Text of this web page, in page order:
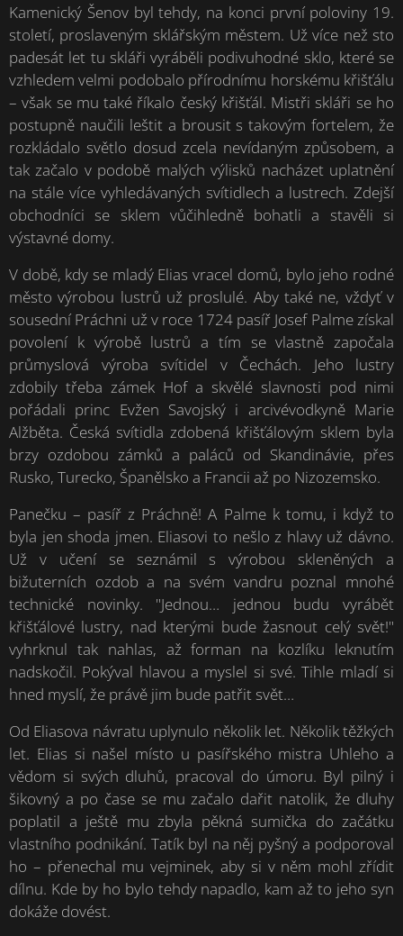
Kamenický Šenov byl tehdy, na konci první poloviny 19.
století, proslaveným sklářským městem. Už více než sto
padesát let tu skláři vyráběli podivuhodné sklo, které se
vzhledem velmi podobalo přírodnímu horskému křišťálu
– však se mu také říkalo český křišťál. Mistři skláři se ho
postupně naučili leštit a brousit s takovým fortelem, že
rozkládalo světlo dosud zcela nevídaným způsobem, a
tak začalo v podobě malých výlisků nacházet uplatnění
na stále více vyhledávaných svítidlech a lustrech. Zdejší
obchodníci se sklem vůčihledně bohatli a stavěli si
výstavné domy.
V době, kdy se mladý Elias vracel domů, bylo jeho rodné
město výrobou lustrů už proslulé. Aby také ne, vždyť v
sousední Práchni už v roce 1724 pasíř Josef Palme získal
povolení k výrobě lustrů a tím se vlastně započala
průmyslová výroba svítidel v Čechách. Jeho lustry
zdobily třeba zámek Hof a skvělé slavnosti pod nimi
pořádali princ Evžen Savojský i arcivévodkyně Marie
Alžběta. Česká svítidla zdobená křišťálovým sklem byla
brzy ozdobou zámků a paláců od Skandinávie, přes
Rusko, Turecko, Španělsko a Francii až po Nizozemsko.
Panečku – pasíř z Práchně! A Palme k tomu, i když to
byla jen shoda jmen. Eliasovi to nešlo z hlavy už dávno.
Už v učení se seznámil s výrobou skleněných a
bižuterních ozdob a na svém vandru poznal mnohé
technické novinky. "Jednou… jednou budu vyrábět
křišťálové lustry, nad kterými bude žasnout celý svět!"
vyhrknul tak nahlas, až forman na kozlíku leknutím
nadskočil. Pokýval hlavou a myslel si své. Tihle mladí si
hned myslí, že právě jim bude patřit svět…
Od Eliasova návratu uplynulo několik let. Několik těžkých
let. Elias si našel místo u pasířského mistra Uhleho a
vědom si svých dluhů, pracoval do úmoru. Byl pilný i
šikovný a po čase se mu začalo dařit natolik, že dluhy
poplatil a ještě mu zbyla pěkná sumička do začátku
vlastního podnikání. Tatík byl na něj pyšný a podporoval
ho – přenechal mu vejminek, aby si v něm mohl zřídit
dílnu. Kde by ho bylo tehdy napadlo, kam až to jeho syn
dokáže dovést.